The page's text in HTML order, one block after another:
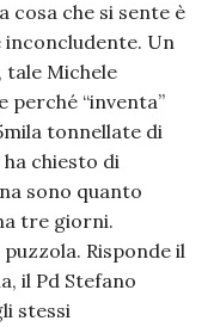
cosa che si sente è
inconcludente. Un
tale Michele
perché “inventa”
tonnellate di
chiesto di
sono quanto
tre giorni.
Risponde il
il Pd Stefano
stessi